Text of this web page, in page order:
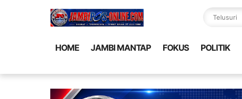
HOME JAMBI MANTAP FOKUS POLITIK